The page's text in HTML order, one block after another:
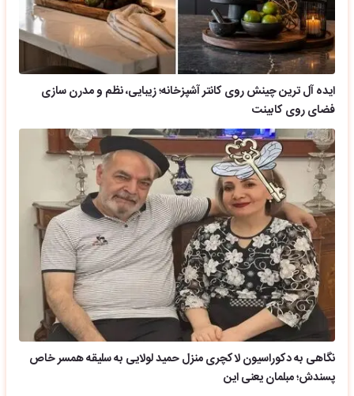
ایده آل ترین چینش روی کانتر آشپزخانه؛ زیبایی، نظم و مدرن سازی
فضای روی کابینت
نگاهی به دکوراسیون لاکچری منزل حمید لولایی به سلیقه همسر خاص
پسندش؛ مبلمان یعنی این